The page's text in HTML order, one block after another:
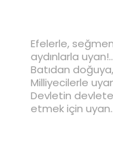
Efelerle,
aydınlarla
Batıdan
Milliyecilerle
Devletin
etmek için